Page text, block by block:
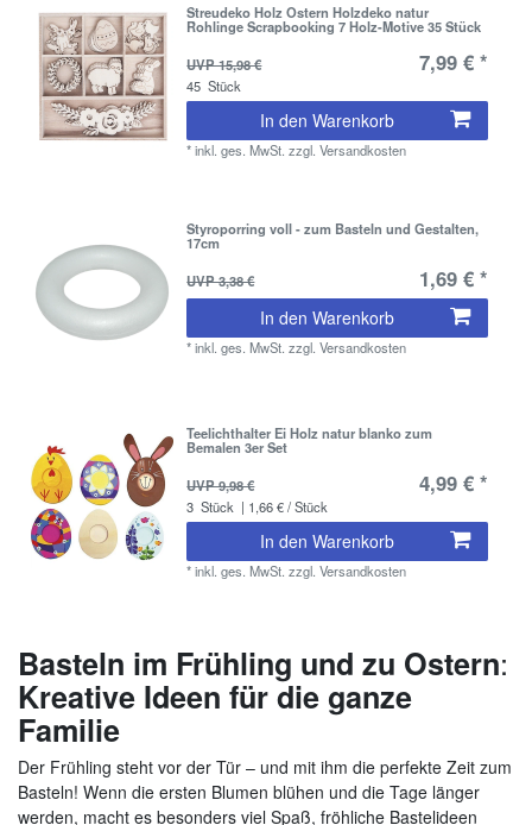
Streudeko Holz Ostern Holzdeko natur
Rohlinge Scrapbooking 7 Holz-Motive 35 Stück
UVP 15,98 €
7,99 € *
45 Stück
In den Warenkorb
*inkl. ges. MwSt. zzgl.Versandkosten
Styroporring voll - zum Basteln und Gestalten,
17cm
UVP 3,38 €
1,69 € *
In den Warenkorb
*inkl. ges. MwSt. zzgl.Versandkosten
Teelichthalter Ei Holz natur blanko zum
Bemalen 3er Set
UVP 9,98 €
4,99 € *
3 Stück | 1,66 € / Stück
In den Warenkorb
*inkl. ges. MwSt. zzgl.Versandkosten
Basteln im Frühling und zu Ostern:
Kreative Ideen für die ganze
Familie
Der Frühling steht vor der Tür – und mit ihm die perfekte Zeit zum
Basteln! Wenn die ersten Blumen blühen und die Tage länger
werden, macht es besonders viel Spaß, fröhliche Bastelideen